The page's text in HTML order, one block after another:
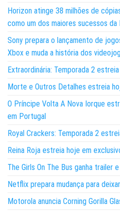
Horizon atinge 38 milhões de
como um dos maiores sucessos da
Sony prepara o lançamento de
Xbox e muda a história dos
Extraordinária: Temporada 2
Morte e Outros Detalhes estreia
O Príncipe Volta A Nova Iorque
em Portugal
Royal Crackers: Temporada 2
Reina Roja estreia hoje em
The Girls On The Bus ganha trailer
Netflix prepara mudança para
Motorola anuncia Corning Gorilla